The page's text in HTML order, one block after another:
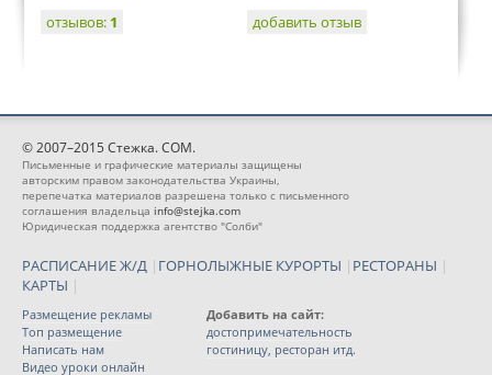
отзывов: 1
добавить отзыв
© 2007–2015 Стежка. COM.
Письменные и графические материалы защищены
авторским правом законодательства Украины,
перепечатка материалов разрешена только с письменного
соглашения владельца info@stejka.com
Юридическая поддержка агентство "Солби"
РАСПИСАНИЕ Ж/Д | ГОРНОЛЫЖНЫЕ КУРОРТЫ | РЕСТОРАНЫ |
КАРТЫ |
Размещение рекламы
Топ размещение
Написать нам
Видео уроки онлайн
Добавить на сайт:
достопримечательность
гостиницу, ресторан итд.